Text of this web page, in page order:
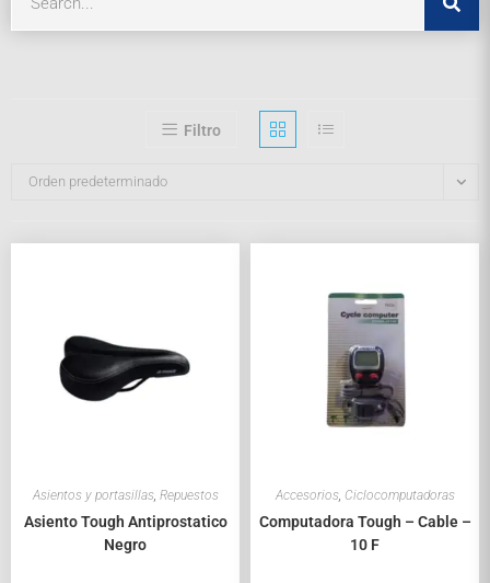
Filtro
Orden predeterminado
Asientos y portasillas, Repuestos
Asiento Tough Antiprostatico
Negro
Accesorios, Ciclocomputadoras
Computadora Tough – Cable –
10 F